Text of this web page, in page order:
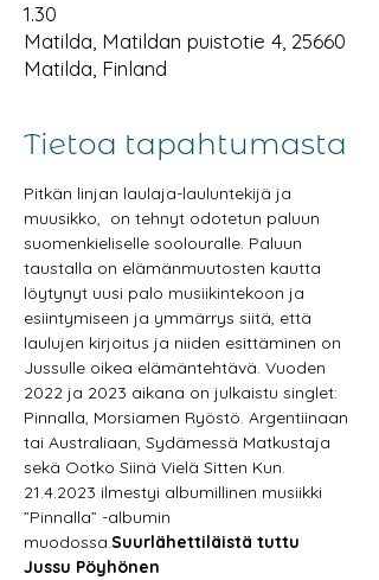
1.30
Matilda, Matildan puistotie 4, 25660
Matilda, Finland
Tietoa tapahtumasta
Pitkän linjan laulaja-lauluntekijä ja
muusikko, on tehnyt odotetun paluun
suomenkieliselle soolouralle. Paluun
taustalla on elämänmuutosten kautta
löytynyt uusi palo musiikintekoon ja
esiintymiseen ja ymmärrys siitä, että
laulujen kirjoitus ja niiden esittäminen on
Jussulle oikea elämäntehtävä. Vuoden
2022 ja 2023 aikana on julkaistu singlet:
Pinnalla, Morsiamen Ryöstö. Argentiinaan
tai Australiaan, Sydämessä Matkustaja
sekä Ootko Siinä Vielä Sitten Kun.
21.4.2023 ilmestyi albumillinen musiikki
”Pinnalla” -albumin
muodossa.Suurlähettiläistä tuttu
Jussu Pöyhönen